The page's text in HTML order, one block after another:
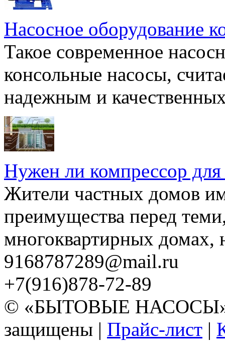
Насосное оборудование
Такое современное
консольные насосы,
надежным и
Нужен ли компрессор для
Жители частных домов
преимущества перед
многоквартирных домах,
9168787289@mail.ru
+7(916)878-72-89
© «БЫТОВЫЕ НАСОСЫ»
защищены | Прайс-лист |